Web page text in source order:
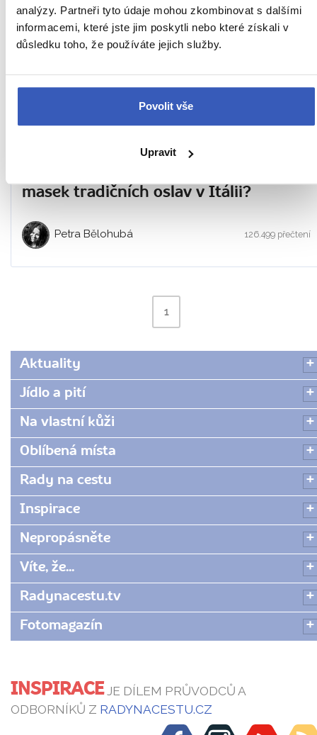
analýzy. Partneři tyto údaje mohou zkombinovat s dalšími
informacemi, které jste jim poskytli nebo které získali v
důsledku toho, že používáte jejich služby.
Povolit vše
Upravit
10. 12. 2014
masek tradičních oslav v Itálii?
Petra Bělohubá 126.499 přečtení
1
Aktuality
Jídlo a pití
Na vlastní kůži
Oblíbená místa
Rady na cestu
Inspirace
Nepropásněte
Víte, že...
Radynacestu.tv
Fotomagazín
INSPIRACEJE DÍLEM PRŮVODCŮ A
ODBORNÍKŮ Z RADYNACESTU.CZ